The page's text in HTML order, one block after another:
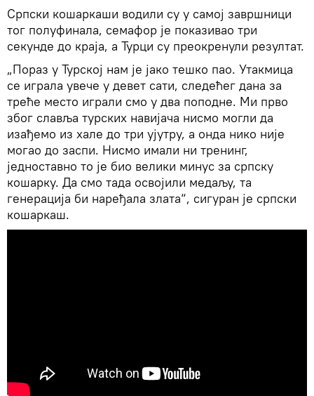
Српски кошаркаши водили су у самој завршници
тог полуфинала, семафор је показивао три
секунде до краја, а Турци су преокренули резултат.
„Пораз у Турској нам је јако тешко пао. Утакмица
се играла увече у девет сати, следећег дана за
треће место играли смо у два поподне. Ми прво
због славља турских навијача нисмо могли да
изађемо из хале до три ујутру, а онда нико није
могао до заспи. Нисмо имали ни тренинг,
једноставно то је био велики минус за српску
кошарку. Да смо тада освојили медаљу, та
генерација би наређала злата“, сигуран је српски
кошаркаш.